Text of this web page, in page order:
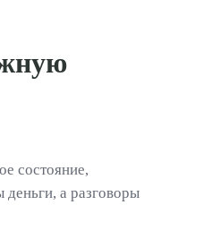
состояние,
а разговоры